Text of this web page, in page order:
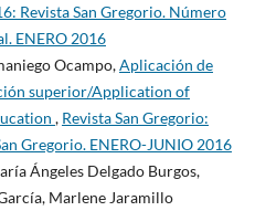
Revista San Gregorio. Número
ENERO 2016
Ocampo,Aplicación de
superior/Application of
, Revista San Gregorio:
Gregorio. ENERO-JUNIO 2016
Ángeles Delgado Burgos,
Marlene Jaramillo